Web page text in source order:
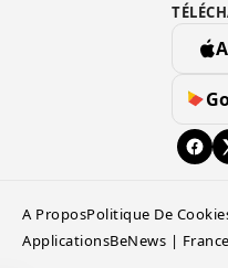
A ProposPolitique De
ApplicationsBeNews | France